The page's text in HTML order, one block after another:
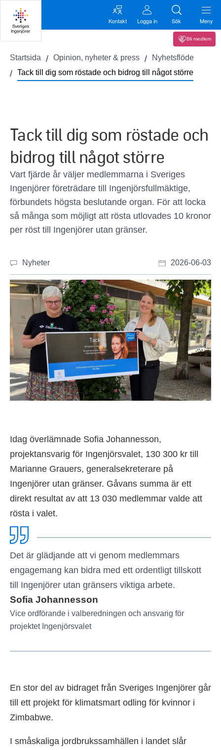
Kontakt Logga in Sök Meny
Bli medlem
Startsida Opinion, nyheter & press
Nyhetsflöde
Tack till dig som röstade och bidrog till något större
Tack till dig som röstade och
bidrog till något större
Vart fjärde år väljer medlemmarna i Sveriges
Ingenjörer företrädare till Ingenjörsfullmäktige,
förbundets högsta beslutande organ. För att locka
så många som möjligt att rösta utlovades 10 kronor
per röst till Ingenjörer utan gränser.
Nyheter 2026-06-03
Idag överlämnade Sofia Johannesson,
projektansvarig för Ingenjörsvalet, 130 300 kr till
Marianne Grauers, generalsekreterare på
Ingenjörer utan gränser. Gåvans summa är ett
direkt resultat av att 13 030 medlemmar valde att
rösta i valet.
Det är glädjande att vi genom medlemmars
engagemang kan bidra med ett ordentligt tillskott
till Ingenjörer utan gränsers viktiga arbete.
Sofia Johannesson
Vice ordförande i valberedningen och ansvarig för
projektet Ingenjörsvalet
En stor del av bidraget från Sveriges Ingenjörer går
till ett projekt för klimatsmart odling för kvinnor i
Zimbabwe.
I småskaliga jordbrukssamhällen i landet slår